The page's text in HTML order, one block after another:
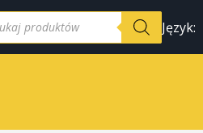
Język: